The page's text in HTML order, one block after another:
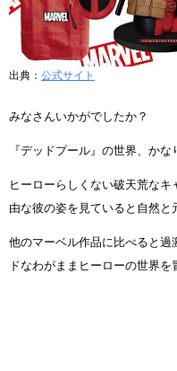
出典： 公式サイト
みなさんいかがでしたか？
『デッドプール』の世界、か
ヒーローらしくない破天荒な
由な彼の姿を見ていると自然と
他のマーベル作品に比べると
ドなわがままヒーローの世界